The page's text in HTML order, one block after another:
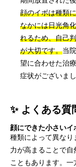
顔のイボは種類
なかには日光角
れるため、自己
が大切です。当
望に合わせた治
症状がございま
✨ よくある質
顔にできた小さいイ
種類によって異な
力が高まることで
こともあります。